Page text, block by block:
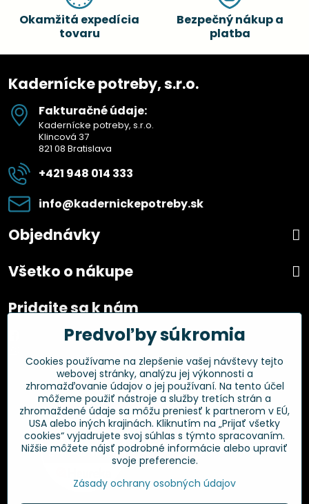
Okamžitá expedícia
tovaru
Bezpečný nákup a
platba
Kadernícke potreby, s.r.o.
Fakturačné údaje:
Kadernícke potreby, s.r.o.
Klincová 37
821 08 Bratislava
+421 948 014 333
info​@kadernickepotreby​.sk
Objednávky
Všetko o nákupe
Pridajte sa k nám
Facebook
Overené zákazníkmi
Predvoľby súkromia
Cookies používame na zlepšenie vašej návštevy tejto
webovej stránky, analýzu jej výkonnosti a
zhromažďovanie údajov o jej používaní. Na tento účel
môžeme použiť nástroje a služby tretích strán a
zhromaždené údaje sa môžu preniesť k partnerom v EÚ,
USA alebo iných krajinách. Kliknutím na „Prijať všetky
cookies“ vyjadrujete svoj súhlas s týmto spracovaním.
Nižšie môžete nájsť podrobné informácie alebo upraviť
svoje preferencie.
Zásady ochrany osobných údajov